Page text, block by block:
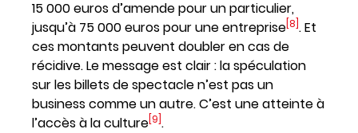
15 000 euros d’amende pour un particulier,
jusqu’à 75 000 euros pour une entreprise [8] . Et
ces montants peuvent doubler en cas de
récidive. Le message est clair : la spéculation
sur les billets de spectacle n’est pas un
business comme un autre. C’est une atteinte à
l’accès à la culture [9] .